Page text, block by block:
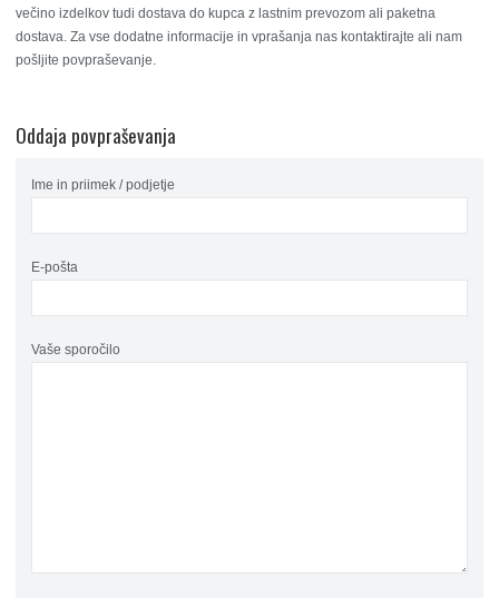
večino izdelkov tudi dostava do kupca z lastnim prevozom ali paketna
dostava. Za vse dodatne informacije in vprašanja nas kontaktirajte ali nam
pošljite povpraševanje.
Oddaja povpraševanja
Ime in priimek / podjetje
E-pošta
Vaše sporočilo